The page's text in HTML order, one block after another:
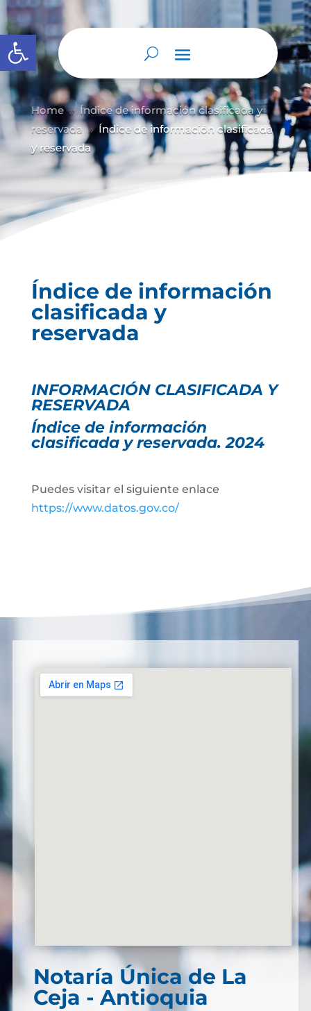
Abrir barra de herramientas
Home 9 Índice de información clasificada y
reservada 9 Índice de información clasificada
y reservada
Índice de información
clasificada y
reservada
INFORMACIÓN CLASIFICADA Y
RESERVADA
Índice de información
clasificada y reservada. 2024
Puedes visitar el siguiente enlace
https://www.datos.gov.co/
Notaría Única de La
Ceja - Antioquia